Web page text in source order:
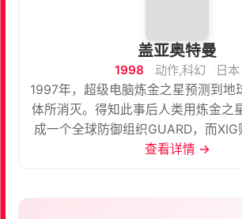
盖亚奥特曼
1998 动作,科幻
日本
1997年，超级电脑炼金之星预测到地
体所消灭。得知此事后人类用炼金之
成一个全球防御组织GUARD，而XIG
战斗力量。 2000年，天才少年·高山
查看详情 →